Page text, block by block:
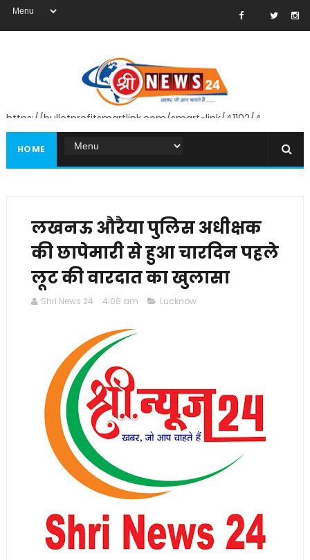
https://bulletprofitsmartlink.com/smart-link/41102/4
HOME
लखनऊ औरैया पुलिस अधीक्षक
की छापेमारी से हुआ चारदिन पहले
लूट की वारदात का खुलासा
Shri News 24 4:08 am Lucknow